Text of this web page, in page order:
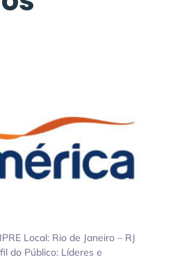
Local: Rio de Janeiro – RJ
do Público: Líderes e